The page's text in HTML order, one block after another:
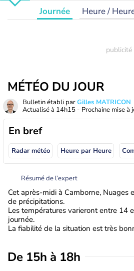
Journée Heure /
MÉTÉO DU JOUR
Bulletin établi parGilles MATRICON
Actualisé à 14h15 - Prochaine mise à
En bref
Radar météo Heure par Heure
Résumé de l’expert
Cet après-midi à Camborne, Nuages
de précipitations.
Les températures varieront entre 14
journée.
La fiabilité de la situation est très
De 15h à 18h